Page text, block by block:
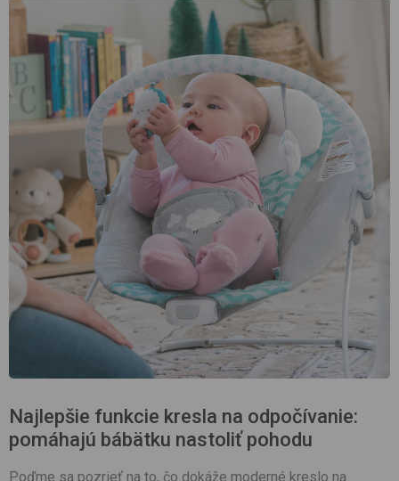
Najlepšie funkcie kresla na odpočívanie:
pomáhajú bábätku nastoliť pohodu
Poďme sa pozrieť na to, čo dokáže moderné kreslo na